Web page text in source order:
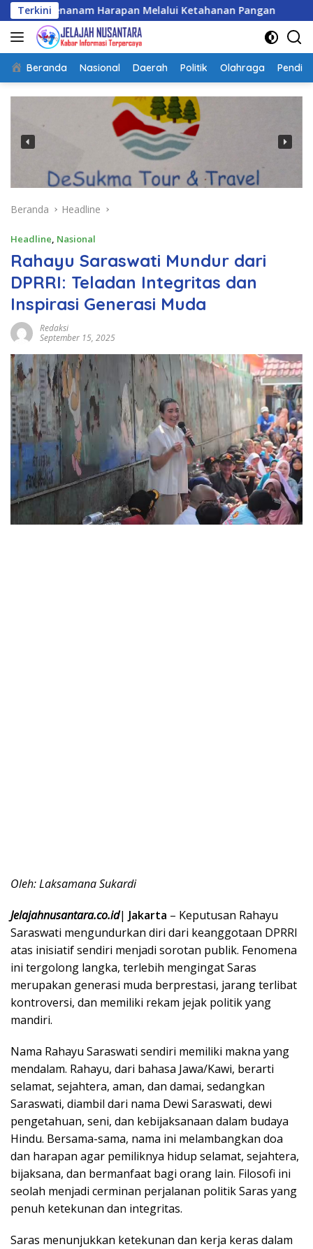
Langsung
ke
konten
Terkini
Menanam Harapan Melalui Ketahanan Pangan
Beranda Nasional Daerah Politik Olahraga
Beranda Headline
Headline, Nasional
Rahayu Saraswati Mundur dari
DPRRI: Teladan Integritas dan
Inspirasi Generasi Muda
Redaksi
September 15, 2025
Oleh: Laksamana Sukardi
Jelajahnusantara.co.id| Jakarta – Keputusan Rahayu
Saraswati mengundurkan diri dari keanggotaan DPRRI
atas inisiatif sendiri menjadi sorotan publik. Fenomena
ini tergolong langka, terlebih mengingat Saras
merupakan generasi muda berprestasi, jarang terlibat
kontroversi, dan memiliki rekam jejak politik yang
mandiri.
Nama Rahayu Saraswati sendiri memiliki makna yang
mendalam. Rahayu, dari bahasa Jawa/Kawi, berarti
selamat, sejahtera, aman, dan damai, sedangkan
Saraswati, diambil dari nama Dewi Saraswati, dewi
pengetahuan, seni, dan kebijaksanaan dalam budaya
Hindu. Bersama-sama, nama ini melambangkan doa
dan harapan agar pemiliknya hidup selamat, sejahtera,
bijaksana, dan bermanfaat bagi orang lain. Filosofi ini
seolah menjadi cerminan perjalanan politik Saras yang
penuh ketekunan dan integritas.
Saras menunjukkan ketekunan dan kerja keras dalam